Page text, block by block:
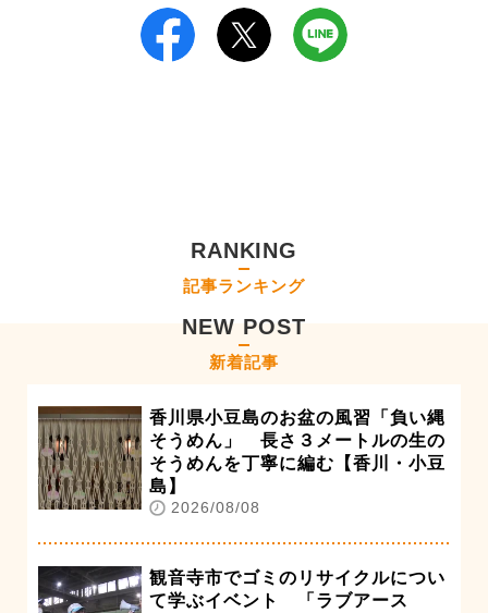
RANKING
記事ランキング
NEW POST
新着記事
香川県小豆島のお盆の風習「負い縄
そうめん」 長さ３メートルの生の
そうめんを丁寧に編む【香川・小豆
島】
2026/08/08
観音寺市でゴミのリサイクルについ
て学ぶイベント 「ラブアース